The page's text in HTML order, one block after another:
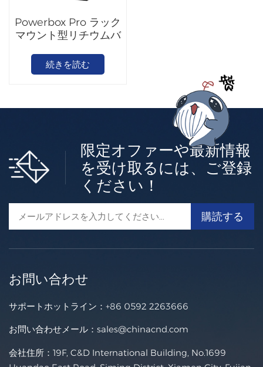
Powerbox Pro ラック
マウント型リチウムバ
続きを読む
限定オファーや最新情報
を受け取るには、ご登録
ください！
お問い合わせ
サポートホットライン： +86 0592 2263666
お問い合わせメール： sales@chinacnd.com
会社住所：19F, C&D International Building, No.1699